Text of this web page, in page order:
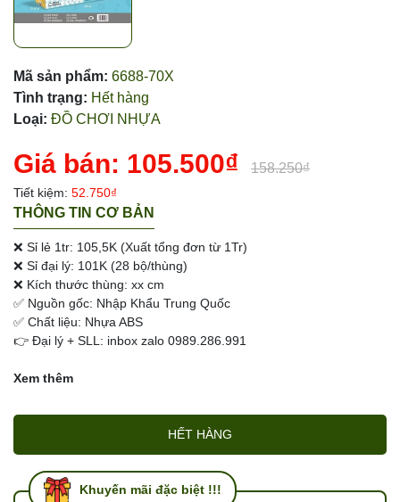
Mã sản phẩm: 6688-70X
Tình trạng: Hết hàng
Loại: ĐỒ CHƠI NHỰA
Giá bán: 105.500₫ 158.250₫
Tiết kiệm: 52.750₫
THÔNG TIN CƠ BẢN
❌ Sỉ lẻ 1tr: 105,5K (Xuất tổng đơn từ 1Tr)
❌ Sỉ đại lý: 101K (28 bộ/thùng)
❌ Kích thước thùng: xx cm
✅ Nguồn gốc: Nhập Khẩu Trung Quốc
✅ Chất liệu: Nhựa ABS
👉 Đại lý + SLL: inbox zalo 0989.286.991
Xem thêm
HẾT HÀNG
Khuyến mãi đặc biệt !!!